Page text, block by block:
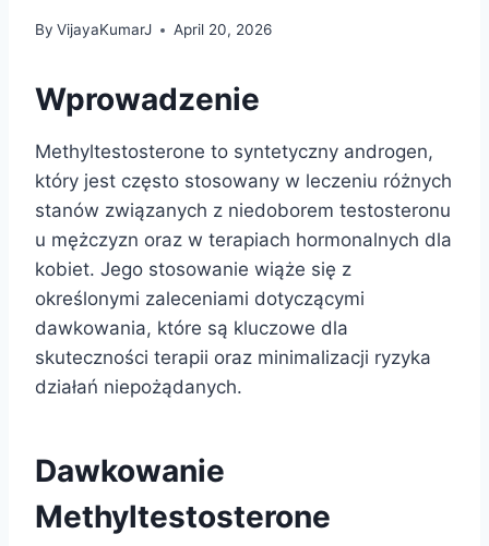
By VijayaKumarJ April 20, 2026
Wprowadzenie
Methyltestosterone to syntetyczny androgen,
który jest często stosowany w leczeniu różnych
stanów związanych z niedoborem testosteronu
u mężczyzn oraz w terapiach hormonalnych dla
kobiet. Jego stosowanie wiąże się z
określonymi zaleceniami dotyczącymi
dawkowania, które są kluczowe dla
skuteczności terapii oraz minimalizacji ryzyka
działań niepożądanych.
Dawkowanie
Methyltestosterone